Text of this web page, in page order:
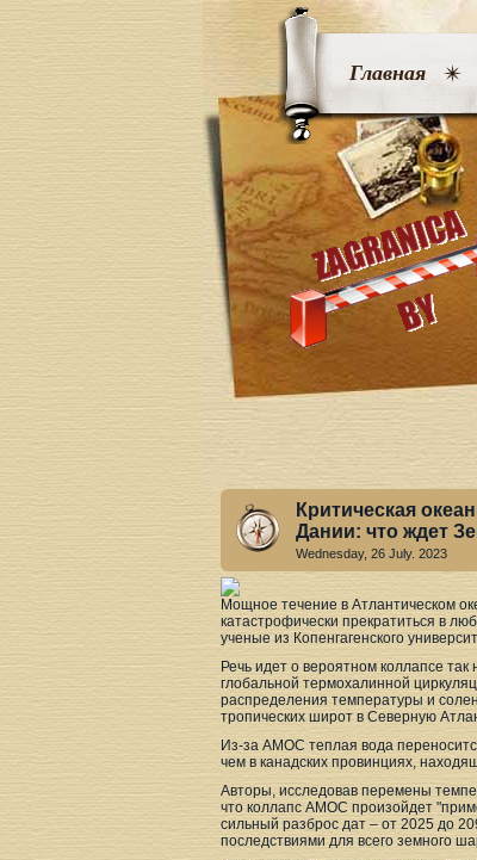
Главная
Критическая
Дании: что ждет
Wednesday, 26 July. 2023
Мощное течение в Атлантическом
катастрофически прекратиться в
ученые из Копенгагенского
Речь идет о вероятном коллапсе
глобальной термохалинной
распределения температуры и
тропических широт в Северную
Из-за АМОС теплая вода
чем в канадских провинциях,
Авторы, исследовав перемены
что коллапс АМОС произойдет
сильный разброс дат – от 2025 до
последствиями для всего земного